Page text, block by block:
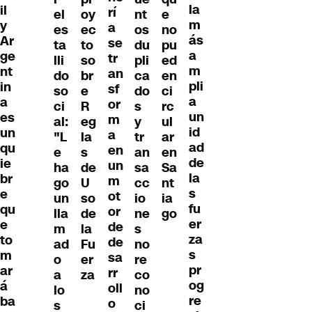
il
y
Ar
ge
nt
in
a
es
un
qu
ie
br
e
qu
e
to
m
ar
á
ba
el
es
ta
lli
do
so
ci
al:
"L
e
ha
go
un
lla
m
ad
o
a
lo
s
oy
ec
to
so
br
e
R
eg
la
s
de
U
so
de
la
Fu
er
za
rí
a
se
tr
an
sf
or
m
a
en
un
m
ot
or
de
de
sa
rr
oll
o
nt
os
du
pli
ca
do
s
y
tr
an
sa
cc
io
ne
s
no
re
co
no
ci
e
no
pu
ed
en
ci
rc
ul
ar
en
Sa
nt
ia
go
la
m
ás
a
m
pli
a
un
id
ad
de
la
s
fu
er
za
s
pr
og
re